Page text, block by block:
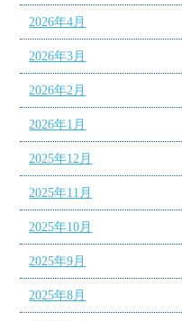
2026年4月
2026年3月
2026年2月
2026年1月
2025年12月
2025年11月
2025年10月
2025年9月
2025年8月